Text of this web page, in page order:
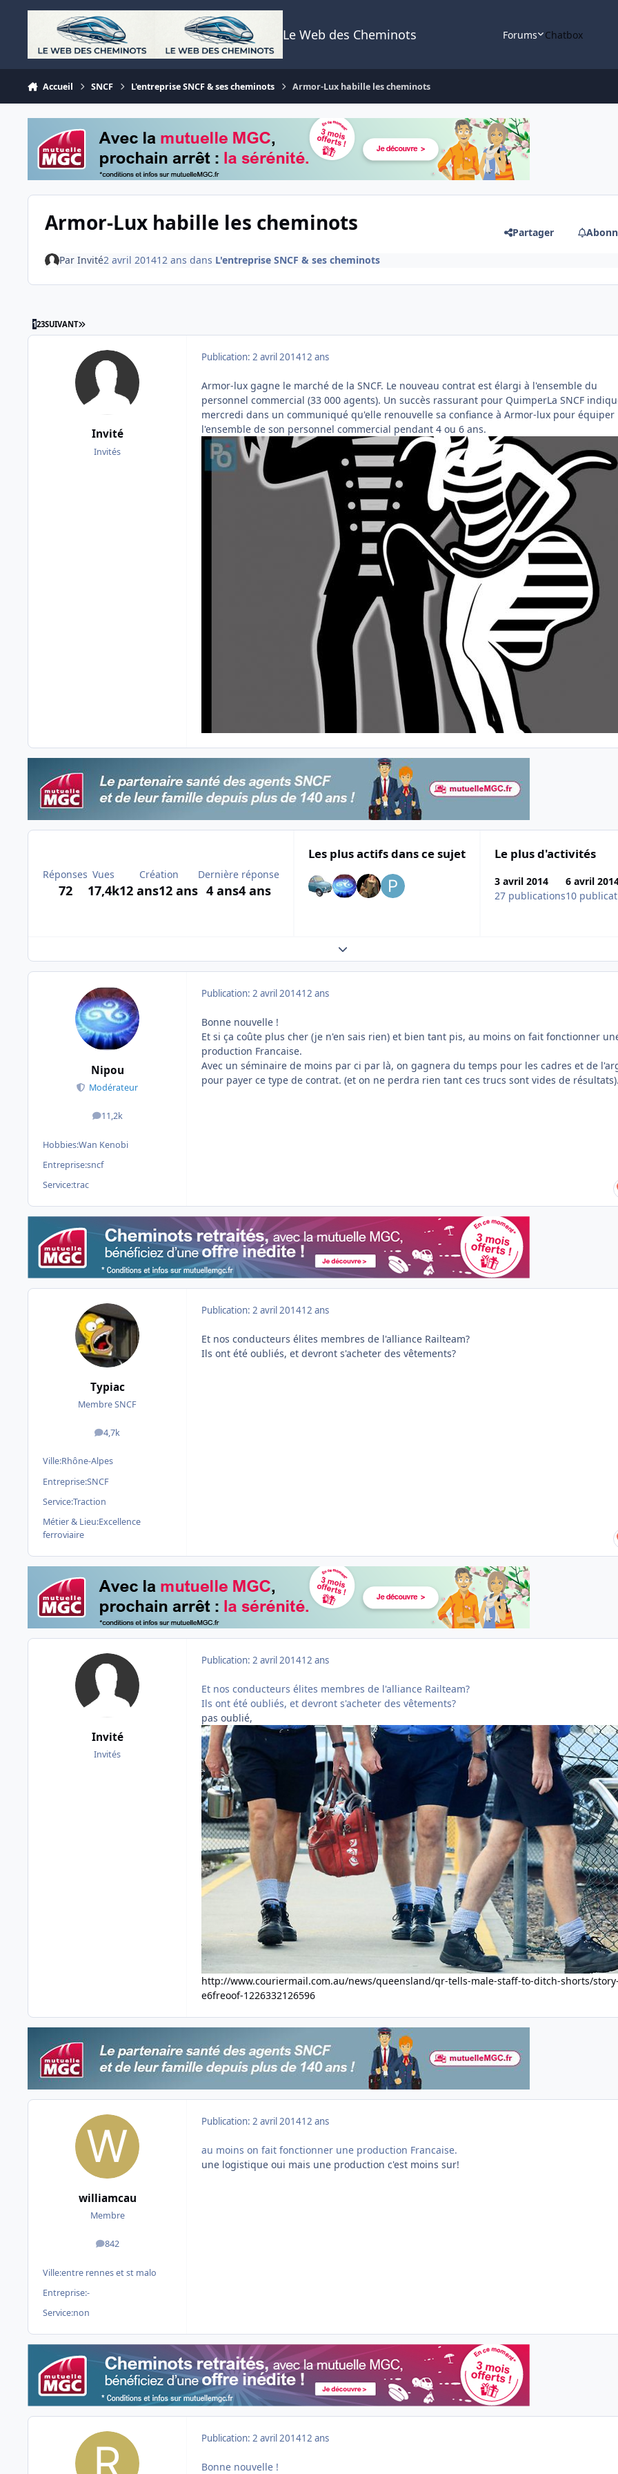
Aller au contenu
Le Web des Cheminots Forums Chatbox
Accueil SNCF L'entreprise SNCF & ses cheminots Armor-Lux habille les cheminots
Armor-Lux habille les cheminots Partager
Par Invité2 avril 201412 ans dans L'entreprise SNCF & ses cheminots
123SUIVANT DERNIÈRE PAGE
Invité
Invités
Publication: 2 avril 201412 ans
Armor-lux gagne le marché de la SNCF. Le nouveau contrat est élargi à l'ensemble du
personnel commercial (33 000 agents). Un succès rassurant pour QuimperLa SNCF
mercredi dans un communiqué qu'elle renouvelle sa confiance à Armor-lux pour équiper
l'ensemble de son personnel commercial pendant 4 ou 6 ans.
Réponses
72
Vues
17,4k
Création
12 ans12 ans
Dernière réponse
4 ans4 ans
Les plus actifs dans ce sujet Le plus d'activités
3 avril 2014
27 publications
6 avril
10
Expand topic overview
Nipou
Modérateur
11,2k
messages
Hobbies:Wan Kenobi
Entreprise:sncf
Service:trac
Publication: 2 avril 201412 ans
Bonne nouvelle !
Et si ça coûte plus cher (je n'en sais rien) et bien tant pis, au moins on fait fonctionner
production Francaise.
Avec un séminaire de moins par ci par là, on gagnera du temps pour les cadres et de
pour payer ce type de contrat. (et on ne perdra rien tant ces trucs sont vides de
Typiac
Membre SNCF
4,7k
messages
Ville:Rhône-Alpes
Entreprise:SNCF
Service:Traction
Métier & Lieu:Excellence
ferroviaire
Publication: 2 avril 201412 ans
Et nos conducteurs élites membres de l'alliance Railteam?
Ils ont été oubliés, et devront s'acheter des vêtements?
Invité
Invités
Publication: 2 avril 201412 ans
Et nos conducteurs élites membres de l'alliance Railteam?
Ils ont été oubliés, et devront s'acheter des vêtements?
pas oublié,
http://www.couriermail.com.au/news/queensland/qr-tells-male-staff-to-ditch-shorts/
e6freoof-1226332126596
williamcau
Membre
842
messages
Ville:entre rennes et st malo
Entreprise:-
Service:non
Publication: 2 avril 201412 ans
au moins on fait fonctionner une production Francaise.
une logistique oui mais une production c'est moins sur!
Publication: 2 avril 201412 ans
Bonne nouvelle !